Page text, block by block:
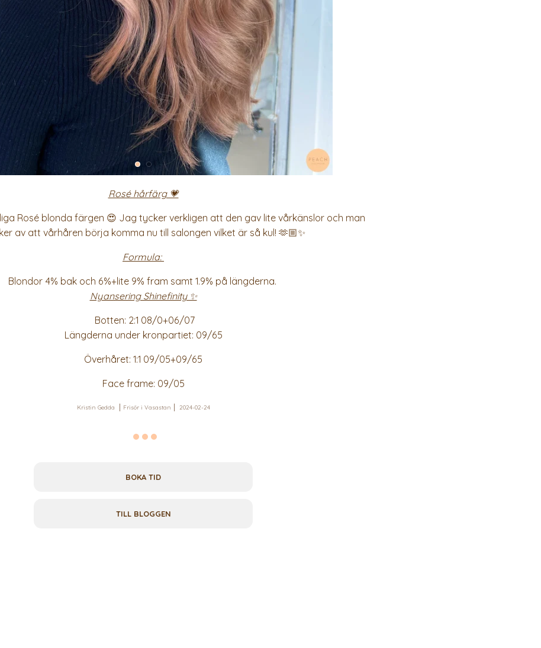
Rosé hårfärg 💗
Rosé blonda färgen 😍 Jag tycker verkligen att den gav lite vårkänslor och man
av att vårhåren börja komma nu till salongen vilket är så kul! 🫶🏼✨
Formula:
Blondor 4% bak och 6%+lite 9% fram samt 1.9% på längderna.
Nyansering Shinefinity ✨
Botten: 2:1 08/0+06/07
Längderna under kronpartiet: 09/65
Överhåret: 1:1 09/05+09/65
Face frame: 09/05
Kristin Gedda Frisör i Vasastan 2024-02-24
BOKA TID
TILL BLOGGEN